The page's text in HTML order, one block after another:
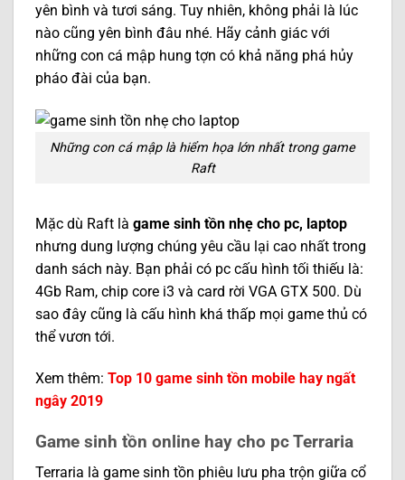
yên bình và tươi sáng. Tuy nhiên, không phải là lúc
nào cũng yên bình đâu nhé. Hãy cảnh giác với
những con cá mập hung tợn có khả năng phá hủy
pháo đài của bạn.
Những con cá mập là hiểm họa lớn nhất trong game
Raft
Mặc dù Raft là game sinh tồn nhẹ cho pc, laptop
nhưng dung lượng chúng yêu cầu lại cao nhất trong
danh sách này. Bạn phải có pc cấu hình tối thiếu là:
4Gb Ram, chip core i3 và card rời VGA GTX 500. Dù
sao đây cũng là cấu hình khá thấp mọi game thủ có
thể vươn tới.
Xem thêm: Top 10 game sinh tồn mobile hay ngất
ngây 2019
Game sinh tồn online hay cho pc Terraria
Terraria là game sinh tồn phiêu lưu pha trộn giữa cổ